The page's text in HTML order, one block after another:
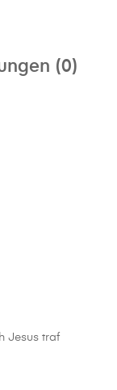
(0)
Jesus traf